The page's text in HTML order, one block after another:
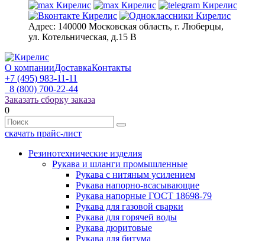
Адрес: 140000 Московская область, г. Люберцы,
ул. Котельническая, д.15 В
О компанииДоставкаКонтакты
+7 (495) 983-11-11
8 (800) 700-22-44
Заказать сборку заказа
0
скачать прайс-лист
Резинотехнические изделия
Рукава и шланги промышленные
Рукава с нитяным усилением
Рукава напорно-всасывающие
Рукава напорные ГОСТ 18698-79
Рукава для газовой сварки
Рукава для горячей воды
Рукава дюритовые
Рукава для битума